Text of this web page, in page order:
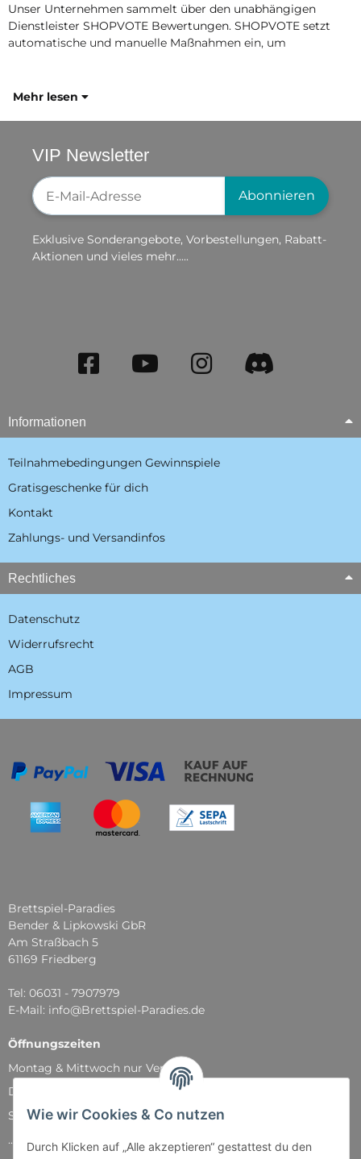
Wie wir Cookies & Co nutzen
Durch Klicken auf „Alle akzeptieren“ gestattest du den
Unser Unternehmen sammelt über den unabhängigen
Dienstleister SHOPVOTE Bewertungen. SHOPVOTE setzt
automatische und manuelle Maßnahmen ein, um
Mehr lesen
VIP Newsletter
Newsletter-Registrierung
Abonnieren
Exklusive Sonderangebote, Vorbestellungen, Rabatt-
Aktionen und vieles mehr.....
Informationen
Teilnahmebedingungen Gewinnspiele
Gratisgeschenke für dich
Kontakt
Zahlungs- und Versandinfos
Rechtliches
Datenschutz
Widerrufsrecht
AGB
Impressum
Brettspiel-Paradies
Bender & Lipkowski GbR
Am Straßbach 5
61169 Friedberg
Tel: 06031 - 7907979
E-Mail: info@Brettspiel-Paradies.de
Öffnungszeiten
Montag & Mittwoch nur Versand
Dienstag, Donnerstag und Freitag: 11:00 - 18:30 Uhr
Samstag: 11:00 - 14:00 Uhr
...und natürlich während unserer Events